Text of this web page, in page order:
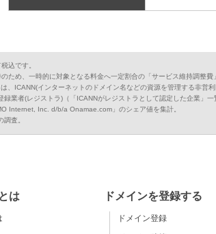
込です。
ため、一時的に対象となる料金へ一定割合の「サービス維持調整費
、ICANN(インターネットのドメイン名などの資源を管理する非営
録業者(レジストラ)（「ICANNがレジストラとして認定した企業」
Internet, Inc. d/b/a Onamae.com」のシェア値を集計。
査。
は ドメインを登録する
ドメイン登録